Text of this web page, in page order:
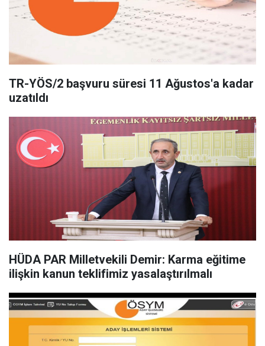
TR-YÖS/2 başvuru süresi 11 Ağustos'a kadar
uzatıldı
HÜDA PAR Milletvekili Demir: Karma eğitime
ilişkin kanun teklifimiz yasalaştırılmalı